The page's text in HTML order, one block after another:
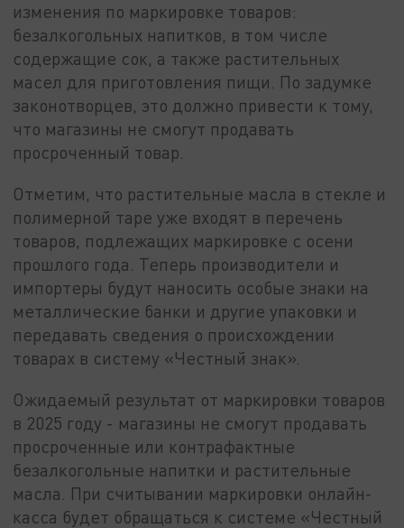
изменения по маркировке товаров:
безалкогольных напитков, в том числе
содержащие сок, а также растительных
масел для приготовления пищи. По задумке
законотворцев, это должно привести к тому,
что магазины не смогут продавать
просроченный товар.
Отметим, что растительные масла в стекле и
полимерной таре уже входят в перечень
товаров, подлежащих маркировке с осени
прошлого года. Теперь производители и
импортеры будут наносить особые знаки на
металлические банки и другие упаковки и
передавать сведения о происхождении
товарах в систему «Честный знак».
Ожидаемый результат от маркировки товаров
в 2025 году - магазины не смогут продавать
просроченные или контрафактные
безалкогольные напитки и растительные
масла. При считывании маркировки онлайн-
касса будет обращаться к системе «Честный